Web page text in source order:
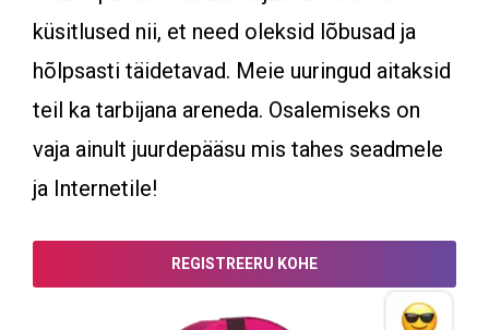
küsitlused nii, et need oleksid lõbusad ja
hõlpsasti täidetavad. Meie uuringud aitaksid
teil ka tarbijana areneda. Osalemiseks on
vaja ainult juurdepääsu mis tahes seadmele
ja Internetile!
REGISTREERU KOHE